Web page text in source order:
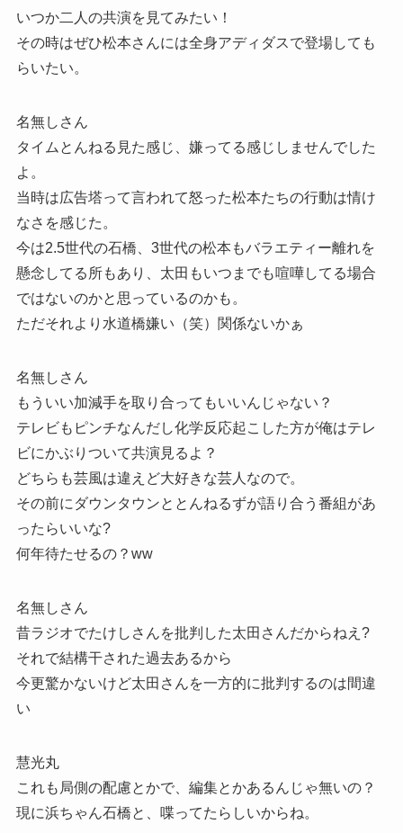
いつか二人の共演を見てみたい！
その時はぜひ松本さんには全身アディダスで登場しても
らいたい。
名無しさん
タイムとんねる見た感じ、嫌ってる感じしませんでした
よ。
当時は広告塔って言われて怒った松本たちの行動は情け
なさを感じた。
今は2.5世代の石橋、3世代の松本もバラエティー離れを
懸念してる所もあり、太田もいつまでも喧嘩してる場合
ではないのかと思っているのかも。
ただそれより水道橋嫌い（笑）関係ないかぁ
名無しさん
もういい加減手を取り合ってもいいんじゃない？
テレビもピンチなんだし化学反応起こした方が俺はテレ
ビにかぶりついて共演見るよ？
どちらも芸風は違えど大好きな芸人なので。
その前にダウンタウンととんねるずが語り合う番組があ
ったらいいな?
何年待たせるの？ww
名無しさん
昔ラジオでたけしさんを批判した太田さんだからねえ?
それで結構干された過去あるから
今更驚かないけど太田さんを一方的に批判するのは間違
い
慧光丸
これも局側の配慮とかで、編集とかあるんじゃ無いの？
現に浜ちゃん石橋と、喋ってたらしいからね。